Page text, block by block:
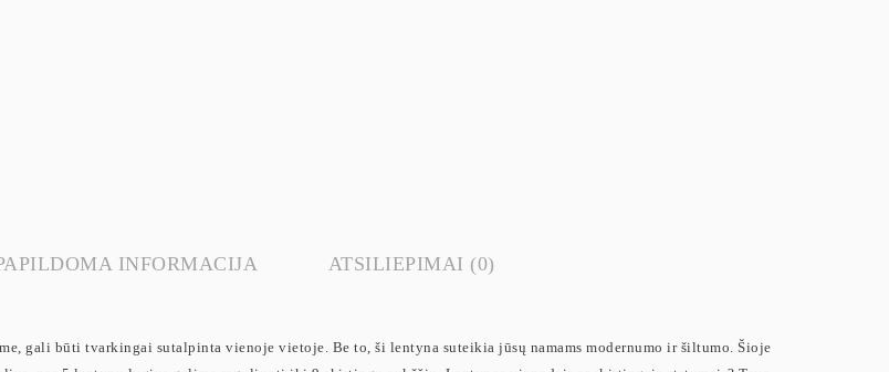
INFORMACIJA ATSILIEPIMAI (0)
gali būti tvarkingai sutalpinta vienoje vietoje. Be to, ši lentyna suteikia jūsų namams modernumo ir šiltumo. Šioje